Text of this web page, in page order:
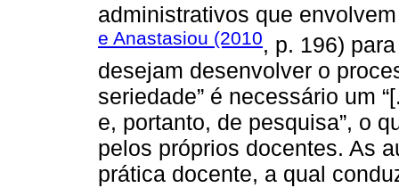
administrativos que
e Anastasiou (2010, p. 196)
desejam desenvolver o
seriedade” é necessário um
e, portanto, de pesquisa”, o
pelos próprios docentes. As
prática docente, a qual